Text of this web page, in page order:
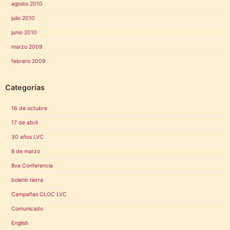
agosto 2010
julio 2010
junio 2010
marzo 2009
febrero 2009
Categorías
16 de octubre
17 de abril
30 años LVC
8 de marzo
8va Conferencia
boletin tierra
Campañas CLOC LVC
Comunicado
English